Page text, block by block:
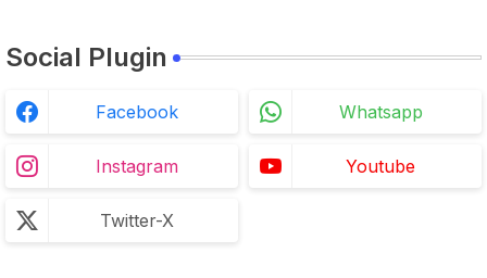
Social Plugin
Facebook Whatsapp
Instagram Youtube
Twitter-X